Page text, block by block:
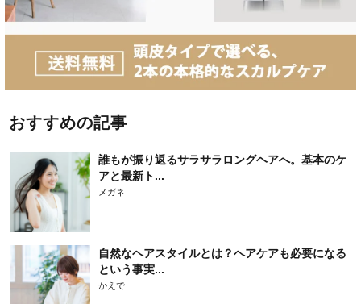
おすすめの記事
誰もが振り返るサラサラロングヘアへ。基本のケ
アと最新ト...
メガネ
自然なヘアスタイルとは？ヘアケアも必要になる
という事実...
かえで